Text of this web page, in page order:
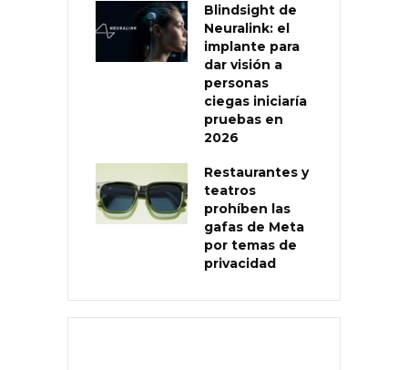
Blindsight de
Neuralink: el
implante para
dar visión a
personas
ciegas iniciaría
pruebas en
2026
Restaurantes y
teatros
prohíben las
gafas de Meta
por temas de
privacidad